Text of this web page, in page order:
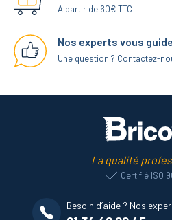
A partir de 60€ TTC
Nos experts vous
Une question ? Contactez-
La qualité
Certifié ISO
Besoin d’aide ? Nos